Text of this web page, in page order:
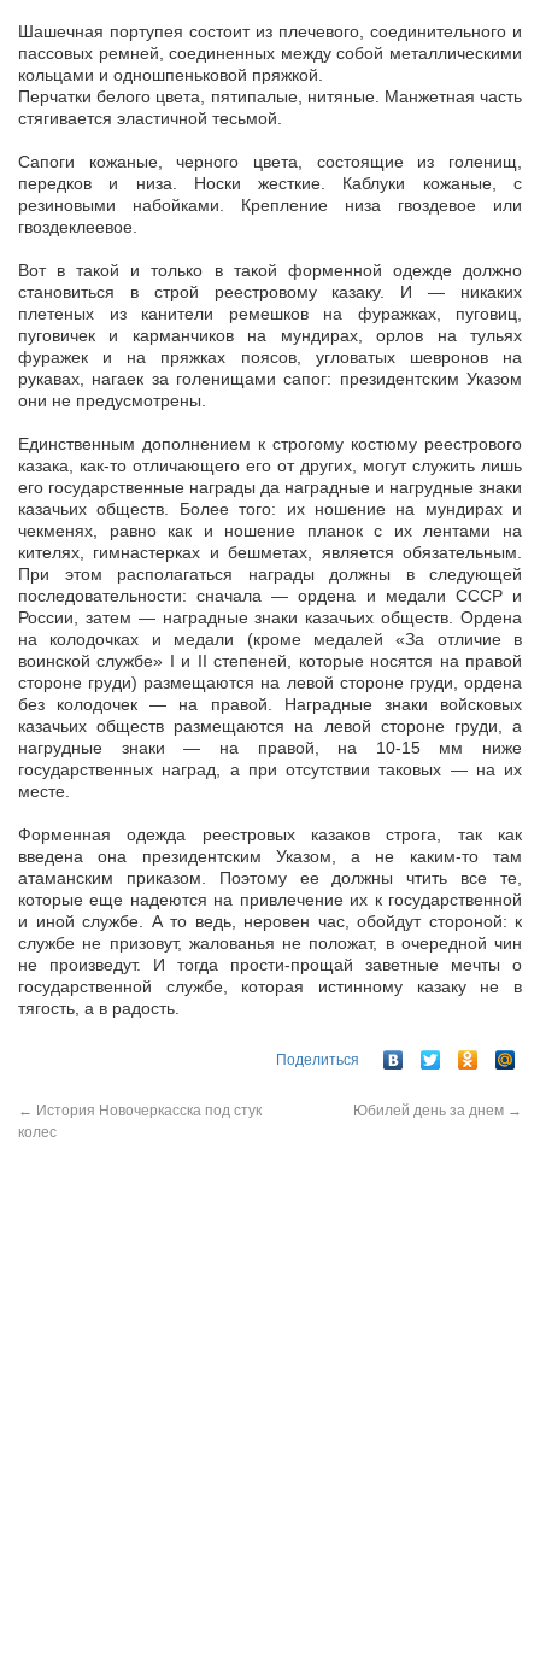
Шашечная портупея состоит из плечевого, соединительного и
пассовых ремней, соединенных между собой металлическими
кольцами и одношпеньковой пряжкой.
Перчатки белого цвета, пятипалые, нитяные. Манжетная часть
стягивается эластичной тесьмой.
Сапоги кожаные, черного цвета, состоящие из голенищ,
передков и низа. Носки жесткие. Каблуки кожаные, с
резиновыми набойками. Крепление низа гвоздевое или
гвоздеклеевое.
Вот в такой и только в такой форменной одежде должно
становиться в строй реестровому казаку. И — никаких
плетеных из канители ремешков на фуражках, пуговиц,
пуговичек и карманчиков на мундирах, орлов на тульях
фуражек и на пряжках поясов, угловатых шевронов на
рукавах, нагаек за голенищами сапог: президентским Указом
они не предусмотрены.
Единственным дополнением к строгому костюму реестрового
казака, как-то отличающего его от других, могут служить лишь
его государственные награды да наградные и нагрудные знаки
казачьих обществ. Более того: их ношение на мундирах и
чекменях, равно как и ношение планок с их лентами на
кителях, гимнастерках и бешметах, является обязательным.
При этом располагаться награды должны в следующей
последовательности: сначала — ордена и медали СССР и
России, затем — наградные знаки казачьих обществ. Ордена
на колодочках и медали (кроме медалей «За отличие в
воинской службе» I и II степеней, которые носятся на правой
стороне груди) размещаются на левой стороне груди, ордена
без колодочек — на правой. Наградные знаки войсковых
казачьих обществ размещаются на левой стороне груди, а
нагрудные знаки — на правой, на 10-15 мм ниже
государственных наград, а при отсутствии таковых — на их
месте.
Форменная одежда реестровых казаков строга, так как
введена она президентским Указом, а не каким-то там
атаманским приказом. Поэтому ее должны чтить все те,
которые еще надеются на привлечение их к государственной
и иной службе. А то ведь, неровен час, обойдут стороной: к
службе не призовут, жалованья не положат, в очередной чин
не произведут. И тогда прости-прощай заветные мечты о
государственной службе, которая истинному казаку не в
тягость, а в радость.
Поделиться
← История Новочеркасска под стук
колес
Юбилей день за днем →